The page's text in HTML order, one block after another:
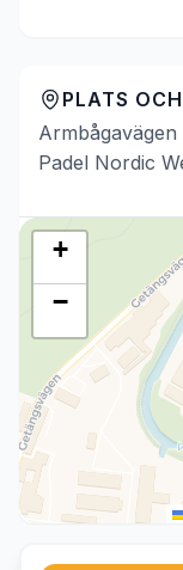
PLATS
Padel Nordic
+
−